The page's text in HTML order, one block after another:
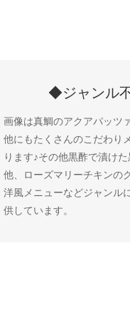
◆ジャンル
画像は真鯛のアクアパッツ
他にもたくさんのこだわり
ります♪その他黒酢で漬け
他、ローズマリーチキンの
洋風メニューなどジャンル
供しています。